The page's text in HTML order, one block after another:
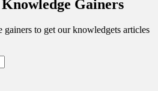
Gainers
to get our knowledgets articles